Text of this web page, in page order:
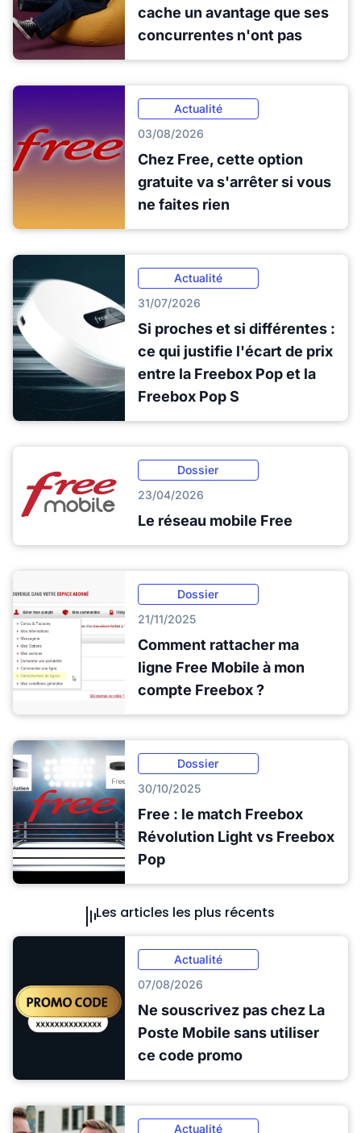
cache un avantage que ses
concurrentes n'ont pas
Actualité
03/08/2026
Chez Free, cette option
gratuite va s'arrêter si vous
ne faites rien
Actualité
31/07/2026
Si proches et si différentes :
ce qui justifie l'écart de prix
entre la Freebox Pop et la
Freebox Pop S
Dossier
23/04/2026
Le réseau mobile Free
Dossier
21/11/2025
Comment rattacher ma
ligne Free Mobile à mon
compte Freebox ?
Dossier
30/10/2025
Free : le match Freebox
Révolution Light vs Freebox
Pop
Les articles les plus récents
Actualité
07/08/2026
Ne souscrivez pas chez La
Poste Mobile sans utiliser
ce code promo
Actualité